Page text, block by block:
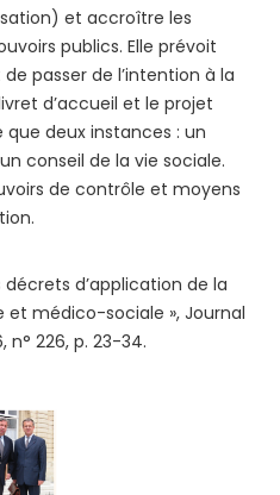
et accroître les
publics. Elle prévoit
passer de l’intention à la
d’accueil et le projet
deux instances : un
conseil de la vie sociale.
de contrôle et moyens
décrets d’application de la
et médico-sociale », Journal
226, p. 23-34.